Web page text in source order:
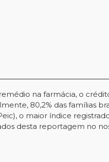
na farmácia, o
80,2% das famílias
o maior índice
desta reportagem no